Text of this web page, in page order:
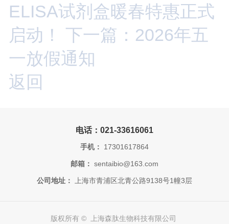
ELISA试剂盒暖春特惠正式
启动！
下一篇：2026年五
一放假通知
返回
电话：021-33616061
手机： 17301617864
邮箱： sentaibio@163.com
公司地址： 上海市青浦区北青公路9138号1幢3层
版权所有 © 上海森肽生物科技有限公司